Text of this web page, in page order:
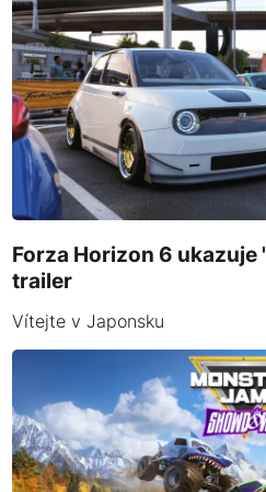
Forza Horizon 6 ukazuje
trailer
Vítejte v Japonsku